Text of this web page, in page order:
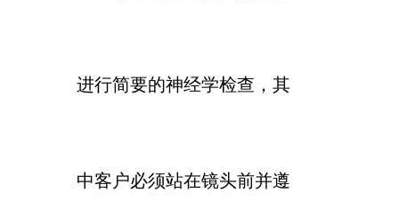
进行简要的神经学检查，其
中客户必须站在镜头前并遵